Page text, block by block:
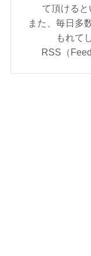
て頂けると
また、毎日多
もれて
RSS（